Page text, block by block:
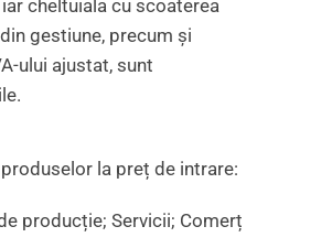
cheltuiala cu scoaterea
gestiune, precum și
ului ajustat, sunt
la preț de intrare:
producție; Servicii; Comerț